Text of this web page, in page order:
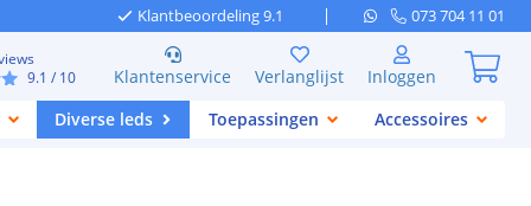
Klantbeoordeling 9.1 073 704 11 01
9.1 / 10 Klantenservice Verlanglijst
Inloggen
Diverse leds Toepassingen Accessoires